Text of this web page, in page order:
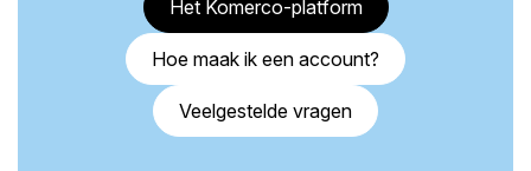
Het Komerco-platform
Hoe maak ik een account?
Veelgestelde vragen